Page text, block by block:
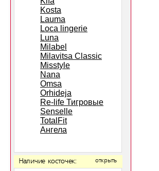
Kosta
Lauma
Loca lingerie
Luna
Milabel
Milavitsa Classic
Misstyle
Nana
Omsa
Orhideja
Re-life Тигровые
Senselle
TotalFit
Ангела
Наличие косточек: открыть